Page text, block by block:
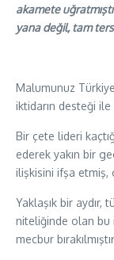
akamete
yana değil, tam
Malumunuz
iktidarın desteği
Bir çete lideri
ederek yakın bir
ilişkisini ifşa etmiş,
Yaklaşık bir aydır,
niteliğinde olan bu
mecbur